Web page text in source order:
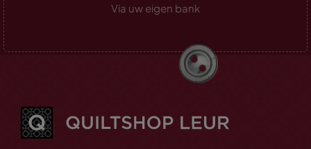
Via uw eigen bank